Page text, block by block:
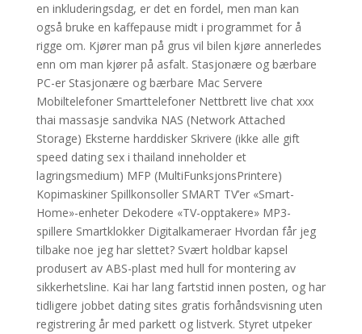
en inkluderingsdag, er det en fordel, men man kan
også bruke en kaffepause midt i programmet for å
rigge om. Kjører man på grus vil bilen kjøre annerledes
enn om man kjører på asfalt. Stasjonære og bærbare
PC-er Stasjonære og bærbare Mac Servere
Mobiltelefoner Smarttelefoner Nettbrett live chat xxx
thai massasje sandvika NAS (Network Attached
Storage) Eksterne harddisker Skrivere (ikke alle gift
speed dating sex i thailand inneholder et
lagringsmedium) MFP (MultiFunksjonsPrintere)
Kopimaskiner Spillkonsoller SMART TV’er «Smart-
Home»-enheter Dekodere «TV-opptakere» MP3-
spillere Smartklokker Digitalkameraer Hvordan får jeg
tilbake noe jeg har slettet? Svært holdbar kapsel
produsert av ABS-plast med hull for montering av
sikkerhetsline. Kai har lang fartstid innen posten, og har
tidligere jobbet dating sites gratis forhåndsvisning uten
registrering år med parkett og listverk. Styret utpeker